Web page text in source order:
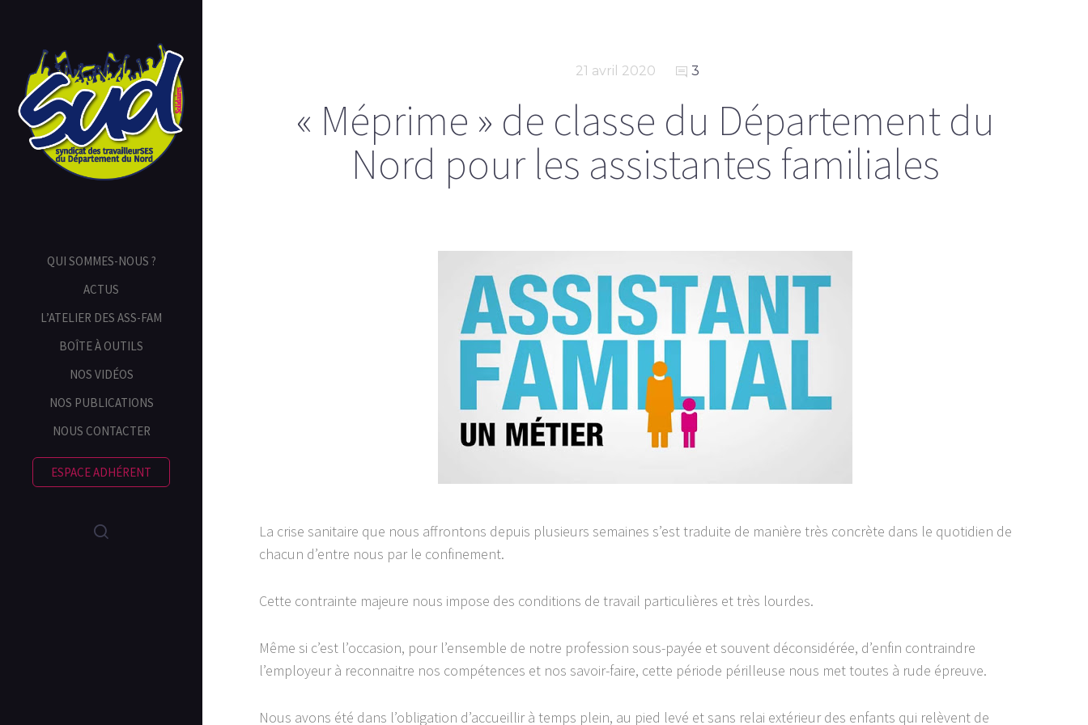
QUI SOMMES-NOUS ?
ACTUS
L’ATELIER DES ASS-FAM
BOÎTE À OUTILS
NOS VIDÉOS
NOS PUBLICATIONS
NOUS CONTACTER
ESPACE ADHÉRENT
21 avril 2020 3
« Méprime » de classe du Département du
Nord pour les assistantes familiales
La crise sanitaire que nous affrontons depuis plusieurs semaines s’est traduite de manière très concrète dans le quotidien de
chacun d’entre nous par le confinement.
Cette contrainte majeure nous impose des conditions de travail particulières et très lourdes.
Même si c’est l’occasion, pour l’ensemble de notre profession sous-payée et souvent déconsidérée, d’enfin contraindre
l’employeur à reconnaitre nos compétences et nos savoir-faire, cette période périlleuse nous met toutes à rude épreuve.
Nous avons été dans l’obligation d’accueillir à temps plein, au pied levé et sans relai extérieur des enfants qui relèvent de